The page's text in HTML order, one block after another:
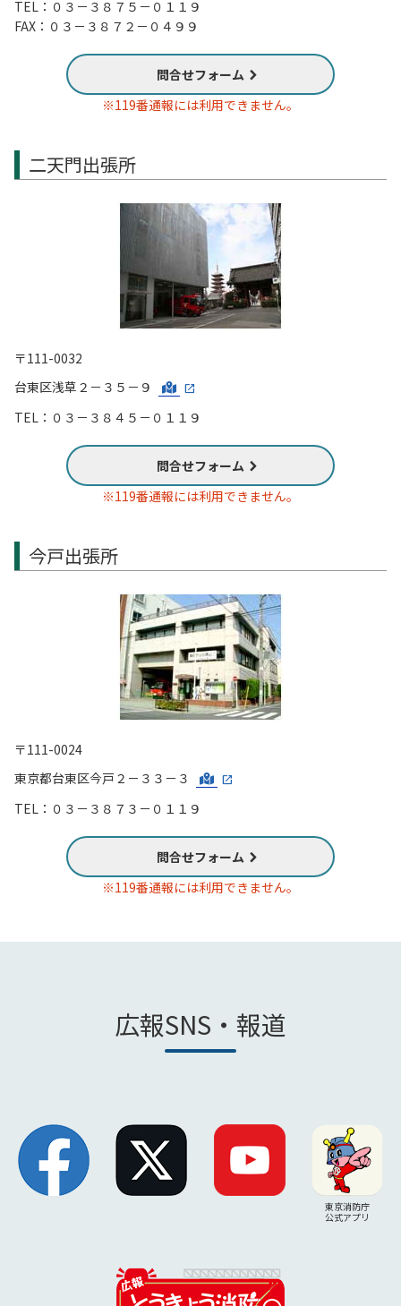
TEL：０３－３８７５－０１１９
FAX：０３－３８７２－０４９９
問合せフォーム
※119番通報には利用できません。
二天門出張所
〒111-0032
台東区浅草２－３５－９
TEL：０３－３８４５－０１１９
問合せフォーム
※119番通報には利用できません。
今戸出張所
〒111-0024
東京都台東区今戸２－３３－３
TEL：０３－３８７３－０１１９
問合せフォーム
※119番通報には利用できません。
広報SNS・報道
東京消防庁
公式アプリ